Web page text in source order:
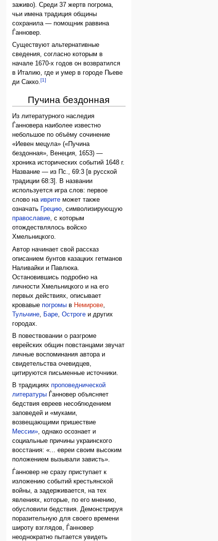
заживо). Среди 37 жертв погрома,
чьи имена традиция общины
сохранила — помощник раввина
Ѓанновер.
Существуют альтернативные
сведения, согласно которым в
начале 1670-х годов он возвратился
в Италию, где и умер в городе Пьеве
ди Сакко.[1]
Пучина бездонная
Из литературного наследия
Ѓанновера наиболее известно
небольшое по объёму сочинение
«Иевен мецула» («Пучина
бездонная», Венеция, 1653) —
хроника исторических событий 1648 г.
Название — из Пс., 69:3 [в русской
традиции 68:3]. В названии
используется игра слов: первое
слово наиврите может также
означать
Грецию, символизирующую
православие, с которым
отождествлялось войско
Хмельницкого.
Автор начинает свой рассказ
описанием бунтов казацких гетманов
Наливайки и Павлюка.
Остановившись подробно на
личности Хмельницкого и на его
первых действиях, описывает
кровавыепогромы в Немирове
Тульчине
Баре ,Остроге и других
городах.
В повествовании о разгроме
еврейских общин повстанцами звучат
личные воспоминания автора и
свидетельства очевидцев,
цитируются письменные источники.
В традицияхпроповеднической
литературы Ѓанновер объясняет
бедствия евреев несоблюдением
заповедей и «муками,
возвещающими пришествие
Мессии», однако осознает и
социальные причины украинского
восстания: «... евреи своим высоким
положением вызывали зависть».
Ѓанновер не сразу приступает к
изложению событий крестьянской
войны, а задерживается, на тех
явлениях, которые, по его мнению,
обусловили бедствия. Демонстрируя
поразительную для своего времени
широту взглядов, Ѓанновер
неоднократно пытается увидеть